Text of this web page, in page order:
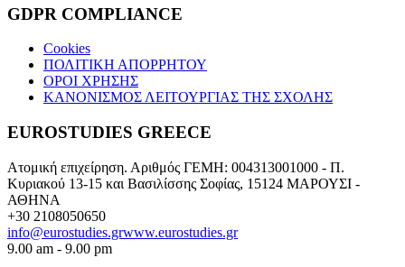
GDPR COMPLIANCE
Cookies
ΠΟΛΙΤΙΚΗ ΑΠΟΡΡΗΤΟΥ
ΟΡΟΙ ΧΡΗΣΗΣ
ΚΑΝΟΝΙΣΜΟΣ ΛΕΙΤΟΥΡΓΙΑΣ ΤΗΣ ΣΧΟΛΗΣ
EUROSTUDIES GREECE
Ατομική επιχείρηση. Αριθμός ΓΕΜΗ: 004313001000 - Π.
Κυριακού 13-15 και Βασιλίσσης Σοφίας, 15124 ΜΑΡΟΥΣΙ -
ΑΘΗΝΑ
+30 2108050650
info@eurostudies.grwww.eurostudies.gr
9.00 am - 9.00 pm